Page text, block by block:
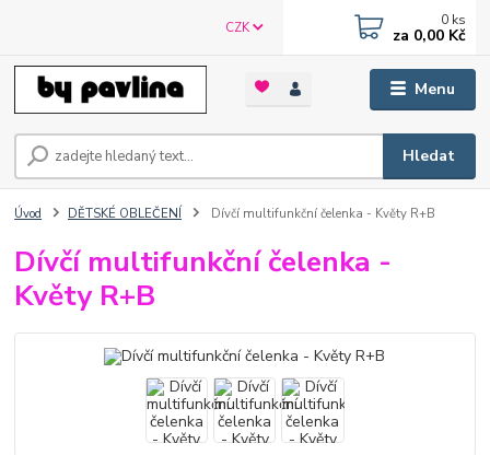
Menu
CZK
Hledat
0 ks
za 0,00 Kč
Úvod DĚTSKÉ OBLEČENÍ Dívčí multifunkční čelenka - Květy R+B
Dívčí multifunkční čelenka -
Květy R+B